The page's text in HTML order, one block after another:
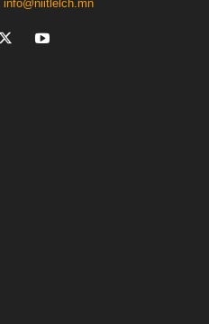
info@niitlelch.mn